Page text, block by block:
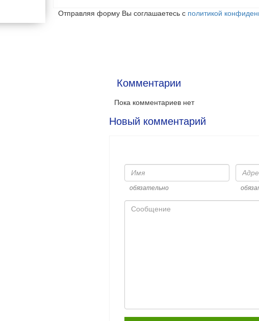
Отправляя форму Вы соглашаетесь с политикой
Комментарии
Пока комментариев нет
Новый комментарий
Имя
обязательно
Адрес
почты
Сообщение